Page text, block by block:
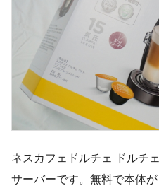
ネスカフェドルチェ ドルチ
サーバーです。無料で本体